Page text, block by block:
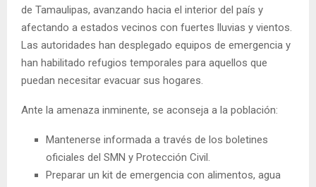
de Tamaulipas, avanzando hacia el interior del país y
afectando a estados vecinos con fuertes lluvias y vientos.
Las autoridades han desplegado equipos de emergencia y
han habilitado refugios temporales para aquellos que
puedan necesitar evacuar sus hogares.
Ante la amenaza inminente, se aconseja a la población:
Mantenerse informada a través de los boletines
oficiales del SMN y Protección Civil.
Preparar un kit de emergencia con alimentos, agua